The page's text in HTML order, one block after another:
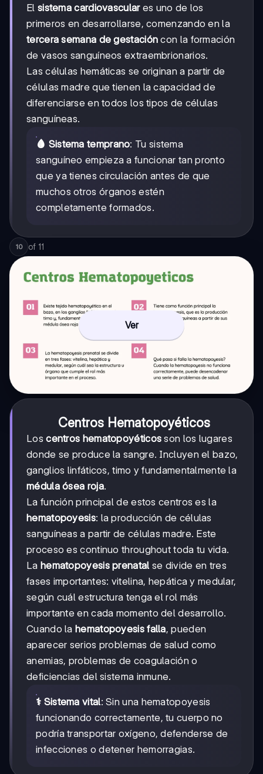
El sistema cardiovasculares uno de los
primeros en desarrollarse, comenzando en la
tercera semana de gestación con la formación
de vasos sanguíneos extraembrionarios.
Las células hemáticas se originan a partir de
células madre que tienen la capacidad de
diferenciarse en todos los tipos de células
sanguíneas.
🩸 Sistema temprano: Tu sistema
sanguíneo empieza a funcionar tan pronto
que ya tienes circulación antes de que
muchos otros órganos estén
completamente formados.
10 of 11
Ver
Centros Hematopoyéticos
Loscentros hematopoyéticos son los lugares
donde se produce la sangre. Incluyen el bazo,
ganglios linfáticos, timo y fundamentalmente la
médula ósea roja.
La función principal de estos centros es la
hematopoyesis: la producción de células
sanguíneas a partir de células madre. Este
proceso es continuo throughout toda tu vida.
La hematopoyesis prenatal se divide en tres
fases importantes: vitelina, hepática y medular,
según cuál estructura tenga el rol más
importante en cada momento del desarrollo.
Cuando la hematopoyesis falla, pueden
aparecer serios problemas de salud como
anemias, problemas de coagulación o
deficiencias del sistema inmune.
⚕️ Sistema vital: Sin una hematopoyesis
funcionando correctamente, tu cuerpo no
podría transportar oxígeno, defenderse de
infecciones o detener hemorragias.